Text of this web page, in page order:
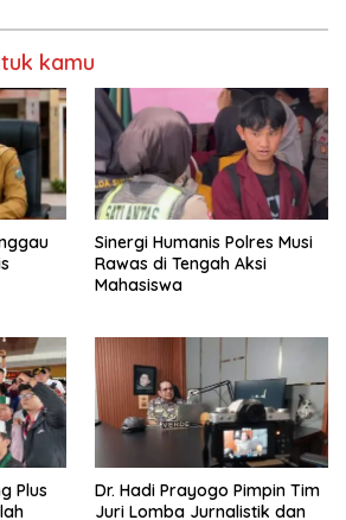
kamu
Sinergi Humanis Polres Musi
Rawas di Tengah Aksi
Mahasiswa
Plus
Dr. Hadi Prayogo Pimpin Tim
Juri Lomba Jurnalistik dan